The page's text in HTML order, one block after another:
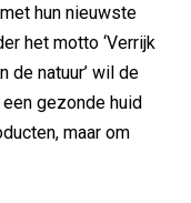
hun nieuwste
het motto ‘Verrijk
de natuur’ wil de
gezonde huid
maar om